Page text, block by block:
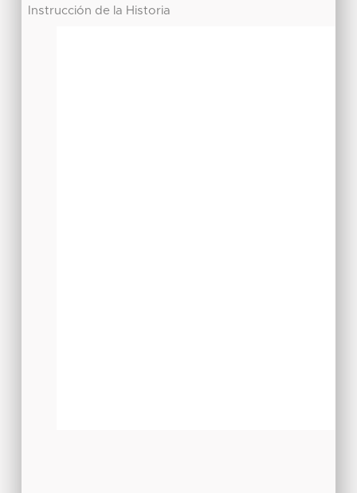
Instrucción de la Historia